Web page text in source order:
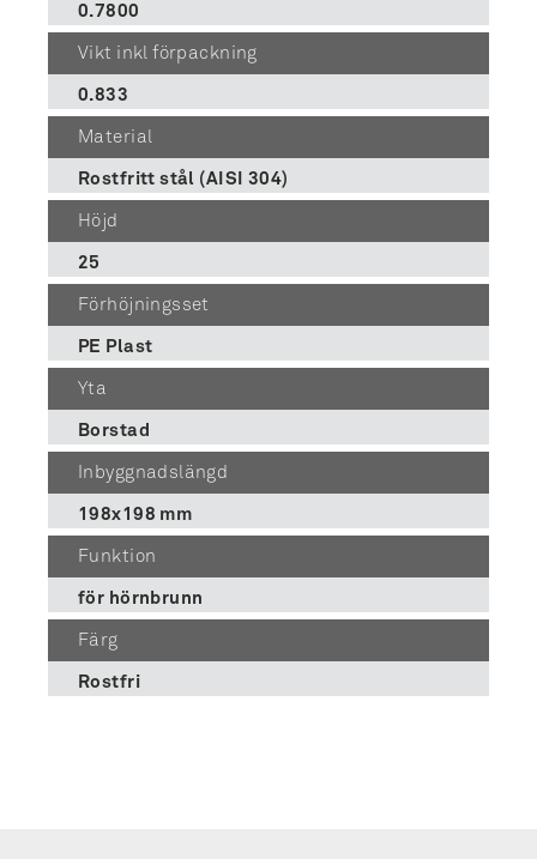
0.7800
Vikt inkl förpackning
0.833
Material
Rostfritt stål (AISI 304)
Höjd
25
Förhöjningsset
PE Plast
Yta
Borstad
Inbyggnadslängd
198x198 mm
Funktion
för hörnbrunn
Färg
Rostfri